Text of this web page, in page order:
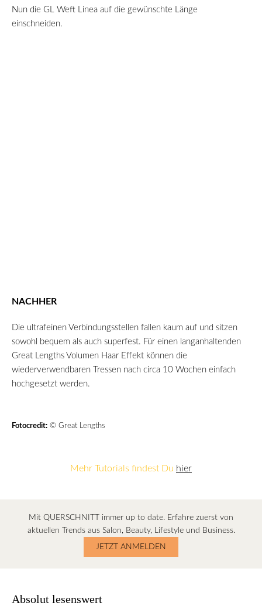
Nun die GL Weft Linea auf die gewünschte Länge
einschneiden.
NACHHER
Die ultrafeinen Verbindungsstellen fallen kaum auf und sitzen
sowohl bequem als auch superfest. Für einen langanhaltenden
Great Lengths Volumen Haar Effekt können die
wiederverwendbaren Tressen nach circa 10 Wochen einfach
hochgesetzt werden.
Fotocredit: © Great Lengths
Mehr Tutorials findest Du hier
Mit QUERSCHNITT immer up to date. Erfahre zuerst von
aktuellen Trends aus Salon, Beauty, Lifestyle und Business.
JETZT ANMELDEN
Absolut lesenswert